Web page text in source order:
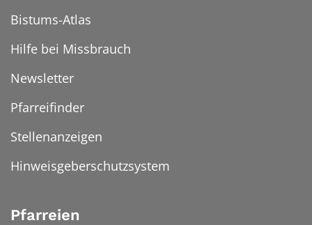
Bistums-Atlas
Hilfe bei Missbrauch
Newsletter
Pfarreifinder
Stellenanzeigen
Hinweisgeberschutzsystem
Pfarreien